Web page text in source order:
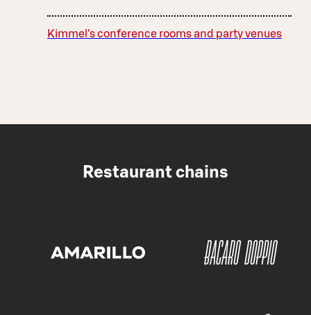
Kimmel's conference rooms and party venues
Restaurant chains